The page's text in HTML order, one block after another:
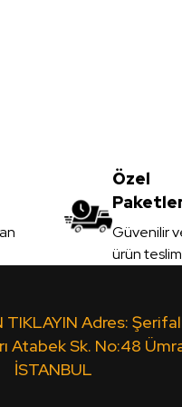
Gönder
3.450,00TL
KDV Dahil
Sipariş Ver
10A Leon MDFLAM
Özel
Güvenilir
ürün
TIKLAYIN Adres:
Atabek Sk. No:48
İSTANBUL